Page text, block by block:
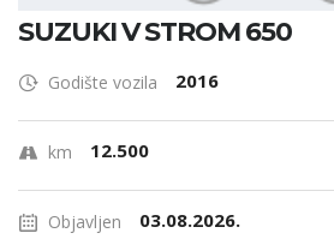
SUZUKI V STROM 650
Godište vozila 2016
km 12.500
Objavljen 03.08.2026.